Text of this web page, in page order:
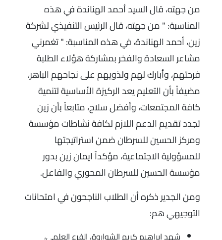
من جهته، قال السيد أحمد الهناندة في هذه
المناسبة: " من جهته، قال الرئيس التنفيذي لشركة
زين، أحمد الهناندة، في هذه المناسبة: " تغمرني
مشاعر السعادة والفخر بمشاركة هؤلاء الطلبة
فرحتهم، وأبارك لهم ولذويهم على نجاحهم الباهر،
مضيفاً بأن التعليم يعد الركيزة الأساسية لتنمية
كافة المجتمعات، وأفضل سلاح، متابعاً بأن زين
تجدد تقديم الدعم اللازم لكافة نشاطات مؤسسة
ومركز الحسين للسرطان ضمن استراتيجتها
للمسؤولية الاجتماعية، مؤكداً ايمان زين بدور
مؤسسة الحسين للسرطان المحوري والفاعل.
ومن الجدير ذكره أن الطلاب الناجحون في امتحانات
التوجيهي هم:
شهد إبراهيم كريم الشواروة، الفرع العلمي،